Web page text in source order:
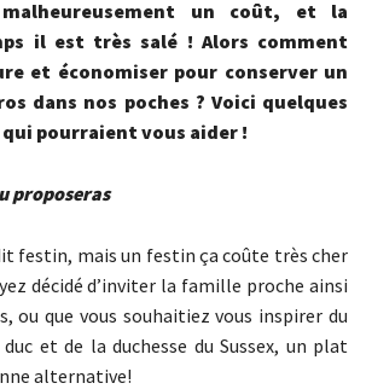
un coût, et la
il est très salé ! Alors comment
et économiser pour conserver un
dans nos poches ? Voici quelques
pourraient vous aider !
proposeras
festin, mais un festin ça coûte très cher
décidé d’inviter la famille proche ainsi
ou que vous souhaitiez vous inspirer du
et de la duchesse du Sussex, un plat
alternative!